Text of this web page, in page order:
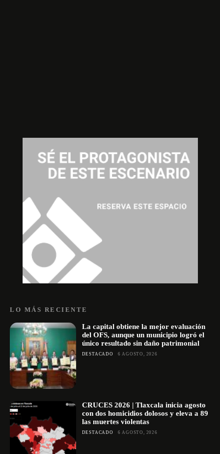
LO MÁS RECIENTE
La capital obtiene la mejor evaluación
del OFS, aunque un municipio logró el
único resultado sin daño patrimonial
DESTACADO 6 AGOSTO, 2026
CRUCES 2026 | Tlaxcala inicia agosto
con dos homicidios dolosos y eleva a 89
las muertes violentas
DESTACADO 6 AGOSTO, 2026